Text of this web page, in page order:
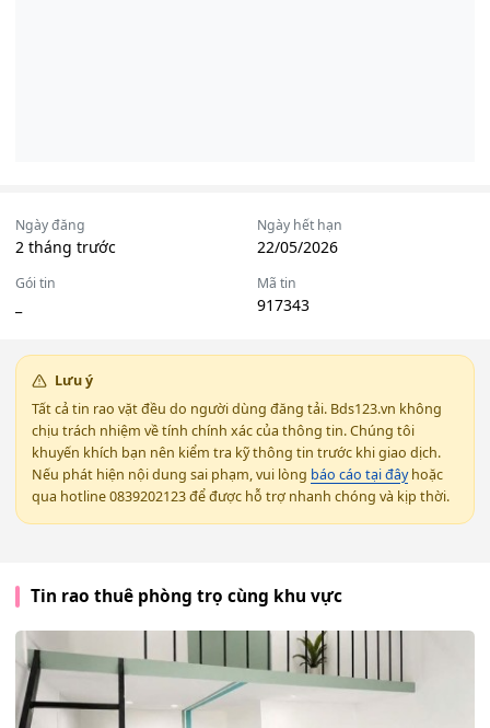
Ngày đăng
2 tháng trước
Ngày hết hạn
22/05/2026
Gói tin Mã tin
917343
Lưu ý
Tất cả tin rao vặt đều do người dùng đăng tải. Bds123.vn không
chịu trách nhiệm về tính chính xác của thông tin. Chúng tôi
khuyến khích bạn nên kiểm tra kỹ thông tin trước khi giao dịch.
Nếu phát hiện nội dung sai phạm, vui lòng báo cáo tại đâyhoặc
qua hotline 0839202123 để được hỗ trợ nhanh chóng và kịp thời.
Tin rao thuê phòng trọ cùng khu vực